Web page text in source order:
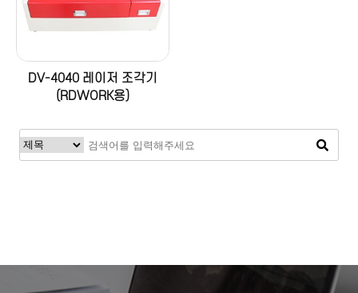
DV-4040 레이저 조각기
(RDWORK용)